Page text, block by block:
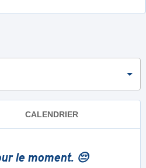
CALENDRIER
le moment. 😔